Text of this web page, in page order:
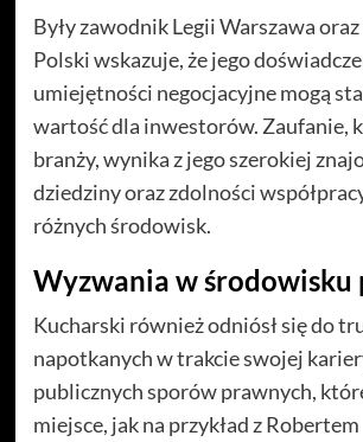
Były zawodnik Legii Warszawa
Polski wskazuje, że jego
umiejętności negocjacyjne mogą
wartość dla inwestorów. Zaufanie,
branży, wynika z jego szerokiej
dziedziny oraz zdolności
różnych środowisk.
Wyzwania w środowisku
Kucharski również odniósł się do
napotkanych w trakcie swojej
publicznych sporów prawnych,
miejsce, jak na przykład z Robertem